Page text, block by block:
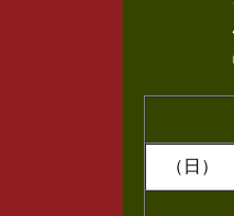
（日）